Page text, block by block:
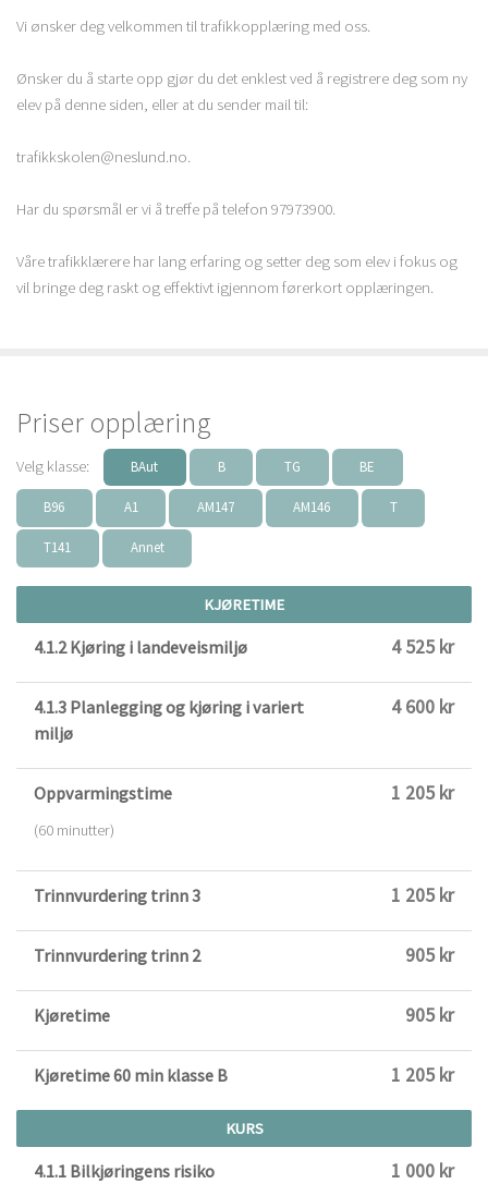
Vi ønsker deg velkommen til trafikkopplæring med oss.
Ønsker du å starte opp gjør du det enklest ved å registrere deg som ny
elev på denne siden, eller at du sender mail til:
trafikkskolen@neslund.no.
Har du spørsmål er vi å treffe på telefon 97973900.
Våre trafikklærere har lang erfaring og setter deg som elev i fokus og
vil bringe deg raskt og effektivt igjennom førerkort opplæringen.
Priser opplæring
Velg klasse: BAut B TG BE
B96 A1 AM147 AM146 T
T141 Annet
KJØRETIME
4.1.2 Kjøring i landeveismiljø 4 525 kr
4.1.3 Planlegging og kjøring i variert
miljø
4 600 kr
Oppvarmingstime
(60 minutter)
1 205 kr
Trinnvurdering trinn 3 1 205 kr
Trinnvurdering trinn 2 905 kr
Kjøretime 905 kr
Kjøretime 60 min klasse B 1 205 kr
KURS
4.1.1 Bilkjøringens risiko 1 000 kr